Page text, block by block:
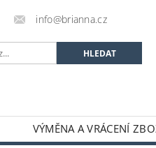
info@brianna.cz
VÝMĚNA A VRÁCENÍ